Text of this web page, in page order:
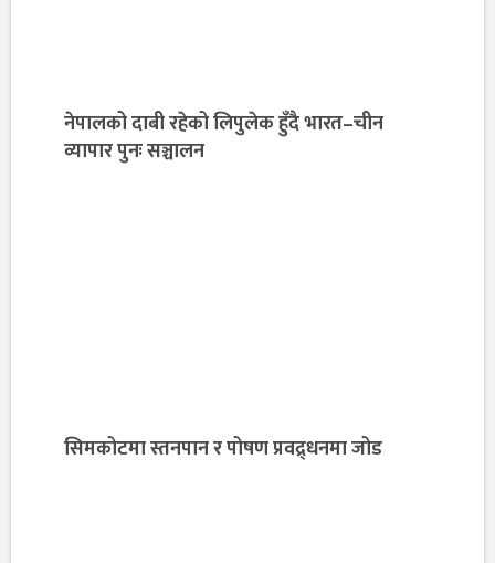
नेपालको दाबी रहेको लिपुलेक हुँदै भारत–चीन
व्यापार पुनः सञ्चालन
सिमकोटमा स्तनपान र पोषण प्रवद्र्धनमा जोड